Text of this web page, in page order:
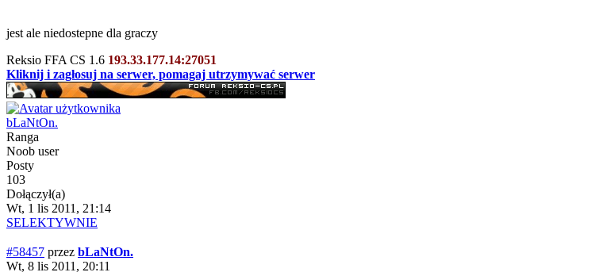
jest ale niedostepne dla graczy
Reksio FFA CS 1.6 193.33.177.14:27051
Kliknij i zagłosuj na serwer, pomagaj utrzymywać serwer
bLaNtOn.
Ranga
Noob user
Posty
103
Dołączył(a)
Wt, 1 lis 2011, 21:14
SELEKTYWNIE
#58457 przez bLaNtOn.
Wt, 8 lis 2011, 20:11